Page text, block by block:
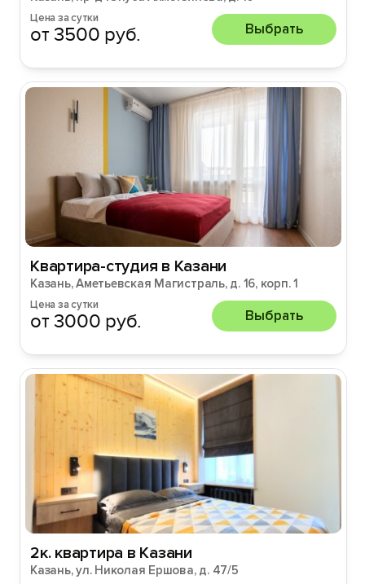
Цена за сутки
от 3500 руб. Выбрать
Квартира-студия в Казани
Казань, Аметьевская Магистраль, д. 16, корп. 1
Цена за сутки
от 3000 руб. Выбрать
2к. квартира в Казани
Казань, ул. Николая Ершова, д. 47/5